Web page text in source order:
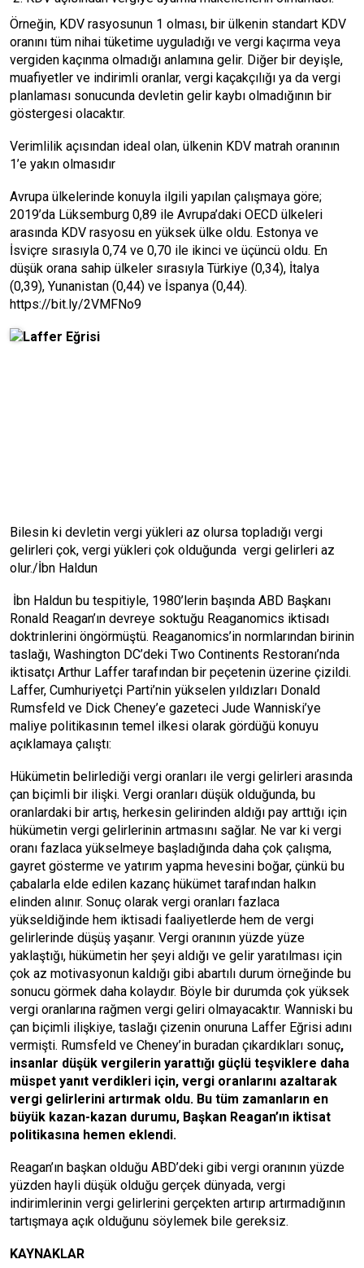
Örneğin, KDV rasyosunun 1 olması, bir ülkenin standart KDV
oranını tüm nihai tüketime uyguladığı ve vergi kaçırma veya
vergiden kaçınma olmadığı anlamına gelir. Diğer bir deyişle,
muafiyetler ve indirimli oranlar, vergi kaçakçılığı ya da vergi
planlaması sonucunda devletin gelir kaybı olmadığının bir
göstergesi olacaktır.
Verimlilik açısından ideal olan, ülkenin KDV matrah oranının
1’e yakın olmasıdır
Avrupa ülkelerinde konuyla ilgili yapılan çalışmaya göre;
2019’da Lüksemburg 0,89 ile Avrupa’daki OECD ülkeleri
arasında KDV rasyosu en yüksek ülke oldu. Estonya ve
İsviçre sırasıyla 0,74 ve 0,70 ile ikinci ve üçüncü oldu. En
düşük orana sahip ülkeler sırasıyla Türkiye (0,34), İtalya
(0,39), Yunanistan (0,44) ve İspanya (0,44).
https://bit.ly/2VMFNo9
Laffer Eğrisi
Bilesin ki devletin vergi yükleri az olursa topladığı vergi
gelirleri çok, vergi yükleri çok olduğunda vergi gelirleri az
olur./İbn Haldun
İbn Haldun bu tespitiyle, 1980’lerin başında ABD Başkanı
Ronald Reagan’ın devreye soktuğu Reaganomics iktisadı
doktrinlerini öngörmüştü. Reaganomics’in normlarından birinin
taslağı, Washington DC’deki Two Continents Restoranı’nda
iktisatçı Arthur Laffer tarafından bir peçetenin üzerine çizildi.
Laffer, Cumhuriyetçi Parti’nin yükselen yıldızları Donald
Rumsfeld ve Dick Cheney’e gazeteci Jude Wanniski’ye
maliye politikasının temel ilkesi olarak gördüğü konuyu
açıklamaya çalıştı:
Hükümetin belirlediği vergi oranları ile vergi gelirleri arasında
çan biçimli bir ilişki. Vergi oranları düşük olduğunda, bu
oranlardaki bir artış, herkesin gelirinden aldığı pay arttığı için
hükümetin vergi gelirlerinin artmasını sağlar. Ne var ki vergi
oranı fazlaca yükselmeye başladığında daha çok çalışma,
gayret gösterme ve yatırım yapma hevesini boğar, çünkü bu
çabalarla elde edilen kazanç hükümet tarafından halkın
elinden alınır. Sonuç olarak vergi oranları fazlaca
yükseldiğinde hem iktisadi faaliyetlerde hem de vergi
gelirlerinde düşüş yaşanır. Vergi oranının yüzde yüze
yaklaştığı, hükümetin her şeyi aldığı ve gelir yaratılması için
çok az motivasyonun kaldığı gibi abartılı durum örneğinde bu
sonucu görmek daha kolaydır. Böyle bir durumda çok yüksek
vergi oranlarına rağmen vergi geliri olmayacaktır. Wanniski bu
çan biçimli ilişkiye, taslağı çizenin onuruna Laffer Eğrisi adını
vermişti. Rumsfeld ve Cheney’in buradan çıkardıkları sonuç,
insanlar düşük vergilerin yarattığı güçlü teşviklere daha
müspet yanıt verdikleri için, vergi oranlarını azaltarak
vergi gelirlerini artırmak oldu. Bu tüm zamanların en
büyük kazan-kazan durumu, Başkan Reagan’ın iktisat
politikasına hemen eklendi.
Reagan’ın başkan olduğu ABD’deki gibi vergi oranının yüzde
yüzden hayli düşük olduğu gerçek dünyada, vergi
indirimlerinin vergi gelirlerini gerçekten artırıp artırmadığının
tartışmaya açık olduğunu söylemek bile gereksiz.
KAYNAKLAR